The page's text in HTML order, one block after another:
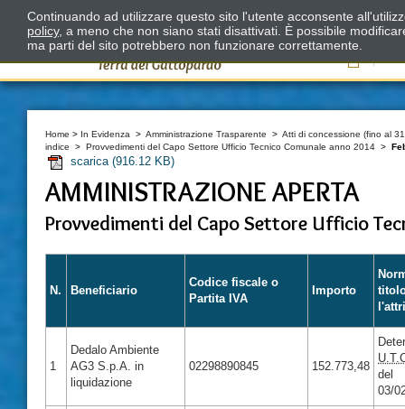
Il
Home > In Evidenza > Amministrazione Trasparente > Atti di concessione (fino al
indice > Provvedimenti del Capo Settore Ufficio Tecnico Comunale anno 2014 >
scarica(916.12 KB)
AMMINISTRAZIONE APERTA
Provvedimenti del Capo Settore Ufficio
N. Beneficiario
Codice fiscale o
Partita IVA
Importo
1
Dedalo Ambiente
AG3 S.p.A. in
liquidazione
02298890845 152.773,48
del
03/
Continuando ad utilizzare questo sito l'utente acconsente
policy, a meno che non siano stati disattivati. È possibile
ma parti del sito potrebbero non funzionare correttamente.